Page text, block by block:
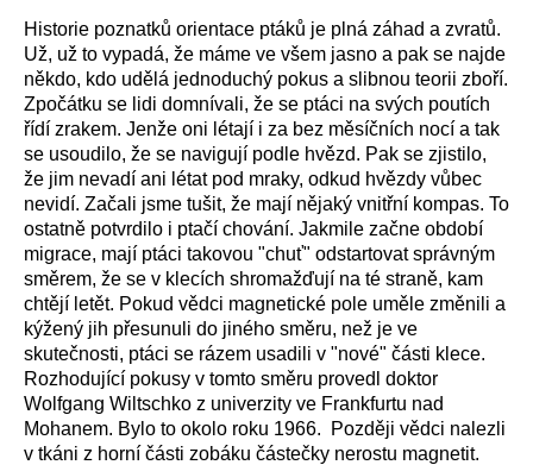
Historie poznatků orientace ptáků je plná záhad a zvratů.
Už, už to vypadá, že máme ve všem jasno a pak se najde
někdo, kdo udělá jednoduchý pokus a slibnou teorii zboří.
Zpočátku se lidi domnívali, že se ptáci na svých poutích
řídí zrakem. Jenže oni létají i za bez měsíčních nocí a tak
se usoudilo, že se navigují podle hvězd. Pak se zjistilo,
že jim nevadí ani létat pod mraky, odkud hvězdy vůbec
nevidí. Začali jsme tušit, že mají nějaký vnitřní kompas. To
ostatně potvrdilo i ptačí chování. Jakmile začne období
migrace, mají ptáci takovou "chuť" odstartovat správným
směrem, že se v klecích shromažďují na té straně, kam
chtějí letět. Pokud vědci magnetické pole uměle změnili a
kýžený jih přesunuli do jiného směru, než je ve
skutečnosti, ptáci se rázem usadili v "nové" části klece.
Rozhodující pokusy v tomto směru provedl doktor
Wolfgang Wiltschko z univerzity ve Frankfurtu nad
Mohanem. Bylo to okolo roku 1966. Později vědci nalezli
v tkáni z horní části zobáku částečky nerostu magnetit.